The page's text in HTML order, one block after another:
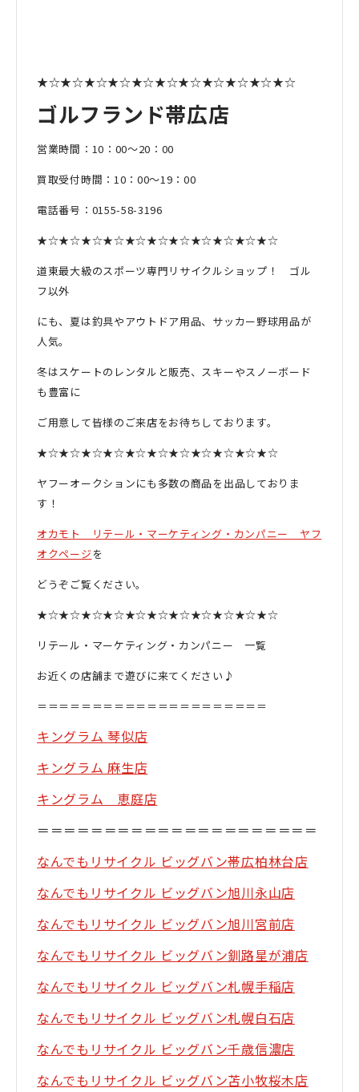
★☆★☆★☆★☆★☆★☆★☆★☆★☆★☆★☆
ゴルフランド帯広店
営業時間：10：00〜20：00
買取受付時間：10：00〜19：00
電話番号：0155-58-3196
★☆★☆★☆★☆★☆★☆★☆★☆★☆★☆★☆
道東最大級のスポーツ専門リサイクルショップ！ ゴル
フ以外
にも、夏は釣具やアウトドア用品、サッカー野球用品が
人気。
冬はスケートのレンタルと販売、スキーやスノーボード
も豊富に
ご用意して皆様のご来店をお待ちしております。
★☆★☆★☆★☆★☆★☆★☆★☆★☆★☆★☆
ヤフーオークションにも多数の商品を出品しておりま
す！
オカモト リテール・マーケティング・カンパニー ヤフ
オクページ を
どうぞご覧ください。
★☆★☆★☆★☆★☆★☆★☆★☆★☆★☆★☆
リテール・マーケティング・カンパニー 一覧
お近くの店舗まで遊びに来てください♪
＝＝＝＝＝＝＝＝＝＝＝＝＝＝＝＝＝＝＝＝＝
キングラム 琴似店
キングラム 麻生店
キングラム 恵庭店
＝＝＝＝＝＝＝＝＝＝＝＝＝＝＝＝＝＝＝＝＝
なんでもリサイクル ビッグバン帯広柏林台店
なんでもリサイクル ビッグバン旭川永山店
なんでもリサイクル ビッグバン旭川宮前店
なんでもリサイクル ビッグバン釧路星が浦店
なんでもリサイクル ビッグバン札幌手稲店
なんでもリサイクル ビッグバン札幌白石店
なんでもリサイクル ビッグバン千歳信濃店
なんでもリサイクル ビッグバン苫小牧桜木店